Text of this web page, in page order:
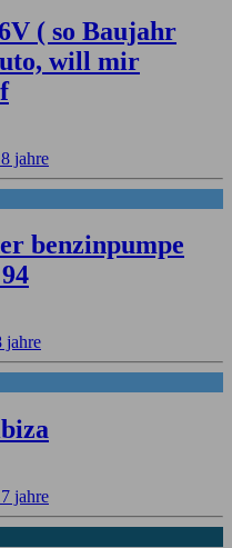
( so Baujahr
will mir
jahre
benzinpumpe
jahre
jahre